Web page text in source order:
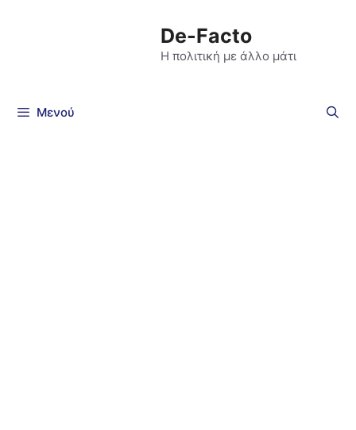
De-Facto
Η πολιτική με άλλο μάτι
Μενού